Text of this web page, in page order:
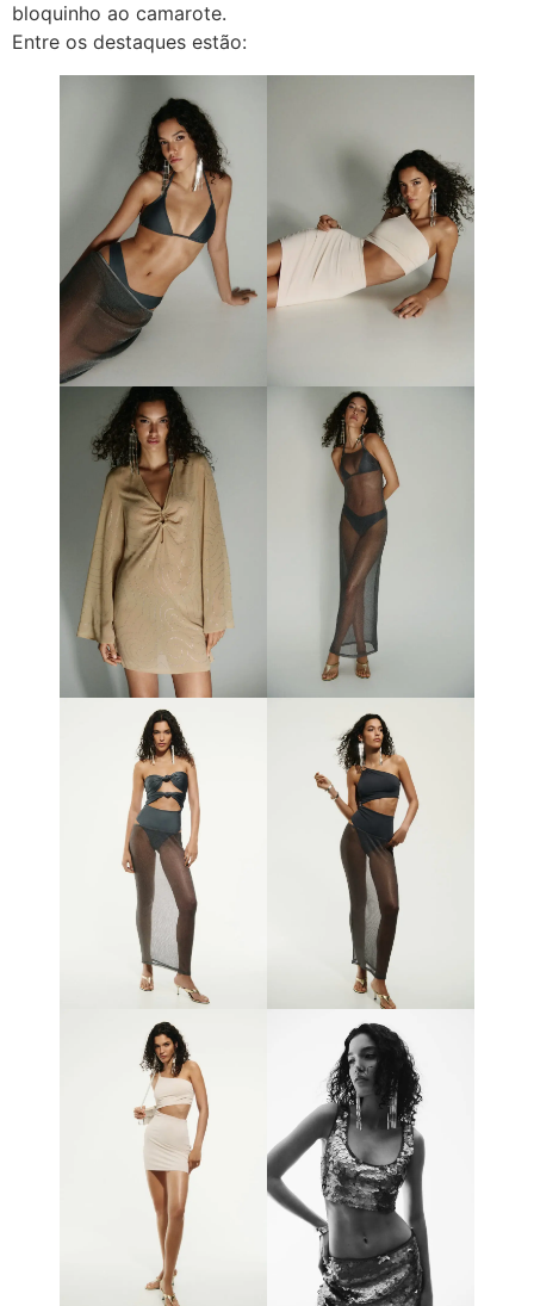
bloquinho ao camarote.
Entre os destaques estão: